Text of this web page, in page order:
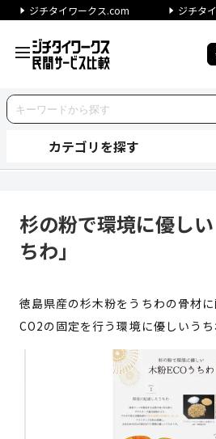
ジチタイワークス.com ジチタ
カテゴリを探す
杉の粉で環境に優し
ちわ」
徳島県産の杉木粉をうちわの骨材
CO2の固定を行う環境に優しいうち